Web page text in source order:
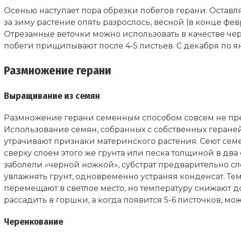
Осенью наступает пора обрезки побегов герани.
за зиму растение опять разрослось, весной (в конце
Отрезанные веточки можно использовать в качестве
побеги прищипывают после 4-5 листьев. С декабря по
Размножение герани
Выращивание из семян
Размножение герани семенным способом совсем не
Использование семян, собранных с собственных
утрачивают признаки материнского растения. Сеют
сверху слоем этого же грунта или песка толщиной в
заболели «черной ножкой», субстрат предварительно
увлажнять грунт, одновременно устраняя конденсат.
перемещают в светлое место, но температуру снижают
рассадить в горшки, а когда появится 5-6 листочков,
Черенкование